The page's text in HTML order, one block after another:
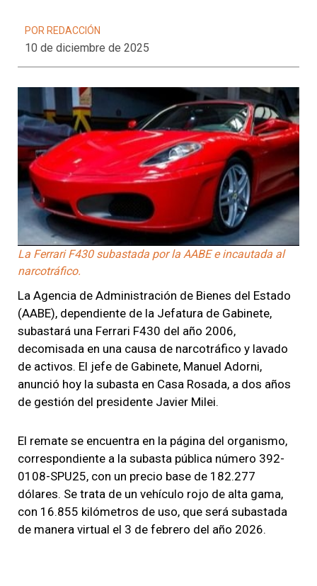
POR REDACCIÓN
10 de diciembre de 2025
La Ferrari F430 subastada por la AABE e incautada al
narcotráfico.
La Agencia de Administración de Bienes del Estado
(AABE), dependiente de la Jefatura de Gabinete,
subastará una Ferrari F430 del año 2006,
decomisada en una causa de narcotráfico y lavado
de activos. El jefe de Gabinete, Manuel Adorni,
anunció hoy la subasta en Casa Rosada, a dos años
de gestión del presidente Javier Milei.
El remate se encuentra en la página del organismo,
correspondiente a la subasta pública número 392-
0108-SPU25, con un precio base de 182.277
dólares. Se trata de un vehículo rojo de alta gama,
con 16.855 kilómetros de uso, que será subastada
de manera virtual el 3 de febrero del año 2026.